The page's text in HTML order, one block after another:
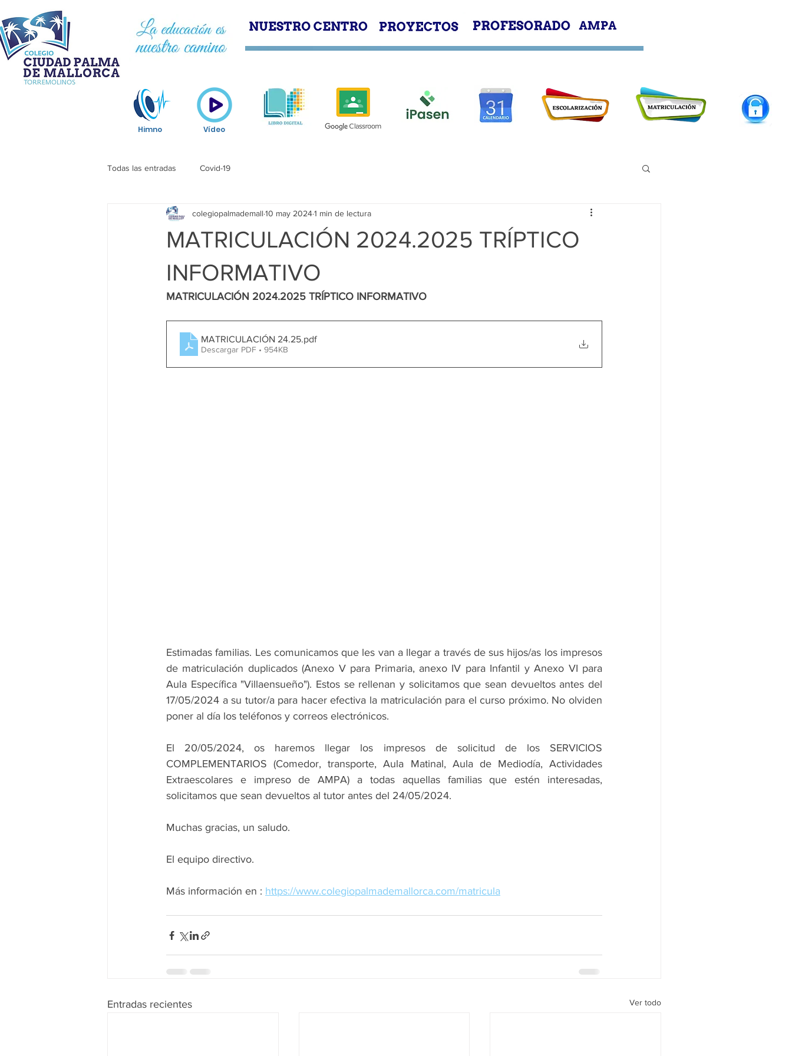
HOME NUESTRO CENTRO PROYECTOS PROFESORADO
Himno Vídeo
Todas las entradas Covid-19
MATRICULACIÓN 2024.2025 TRÍPTICO
INFORMATIVO
colegiopalmademall 10 may 20241 min de lectura
MATRICULACIÓN 2024.2025 TRÍPTICO INFORMATIVO
MATRICULACIÓN 24.25.pdf
Descargar PDF • 954KB
Estimadas familias. Les comunicamos que les van a llegar a través de sus hijos/as los impresos
de matriculación duplicados (Anexo V para Primaria, anexo IV para Infantil y Anexo VI para
Aula Específica "Villaensueño"). Estos se rellenan y solicitamos que sean devueltos antes del
17/05/2024 a su tutor/a para hacer efectiva la matriculación para el curso próximo. No olviden
poner al día los teléfonos y correos electrónicos.
El 20/05/2024, os haremos llegar los impresos de solicitud de los SERVICIOS
COMPLEMENTARIOS (Comedor, transporte, Aula Matinal, Aula de Mediodía, Actividades
Extraescolares e impreso de AMPA) a todas aquellas familias que estén interesadas,
solicitamos que sean devueltos al tutor antes del 24/05/2024.
Muchas gracias, un saludo.
El equipo directivo.
Más información en : https://www.colegiopalmademallorca.com/matricula
Entradas recientes Ver todo